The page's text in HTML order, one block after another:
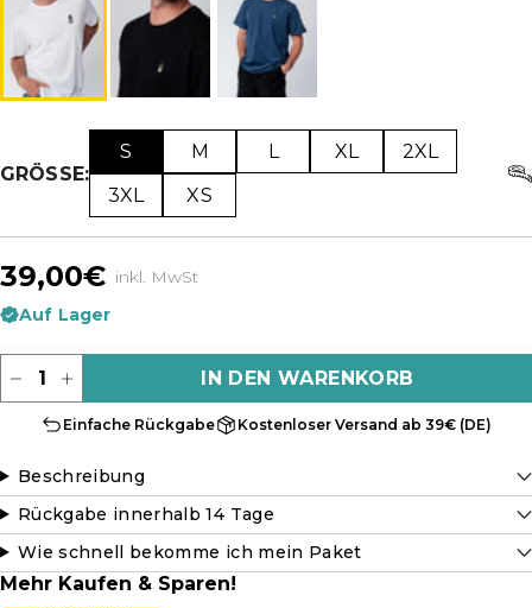
GRÖSSE:
S M L XL
2XL
3XL
XS
39,00€ inkl. MwSt
Auf Lager
IN DEN WARENKORB
Einfache Rückgabe Kostenloser Versand ab 39€ (DE)
Beschreibung
Rückgabe innerhalb 14 Tage
Wie schnell bekomme ich mein Paket
Mehr Kaufen & Sparen!